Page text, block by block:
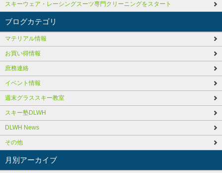
スキーウェア・レーシングスーツ専門クリーニングをスタート
ブログカテゴリ
マテリアル情報
お買い得情報
庶務連絡
イベント情報
週末グラススキー教室
スキー塾DLWH
DLWH News
その他
月別アーカイブ